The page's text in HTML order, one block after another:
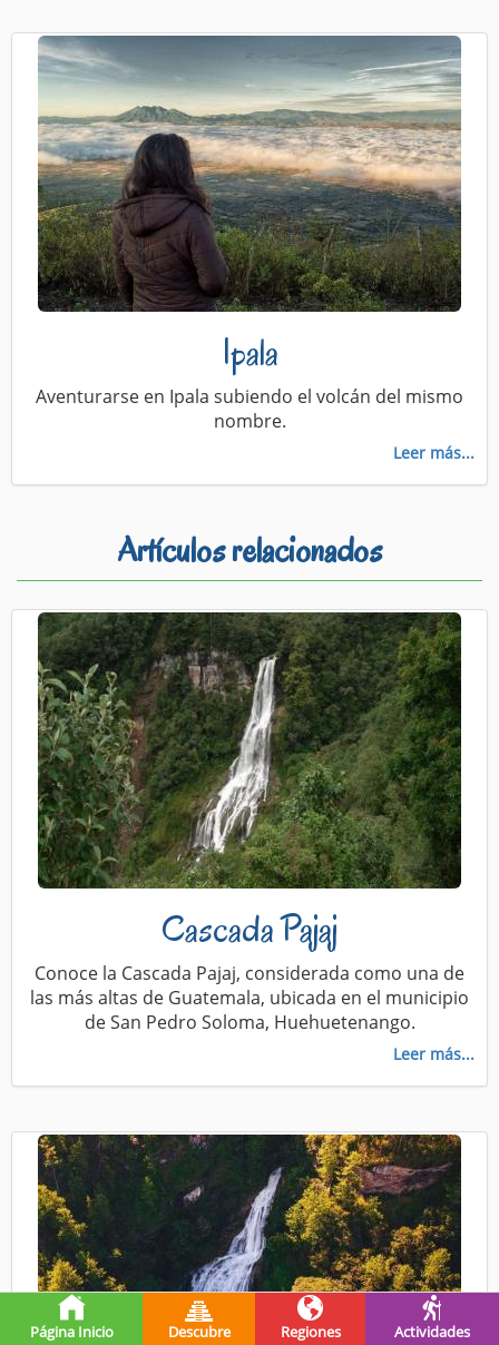
Ipala
Aventurarse en Ipala subiendo el volcán del mismo
nombre.
Leer más...
Artículos relacionados
Cascada Pajaj
Conoce la Cascada Pajaj, considerada como una de
las más altas de Guatemala, ubicada en el municipio
de San Pedro Soloma, Huehuetenango.
Leer más...
Página Inicio Descubre Regiones Actividades